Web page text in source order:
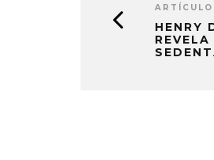
HENRY
REVELA